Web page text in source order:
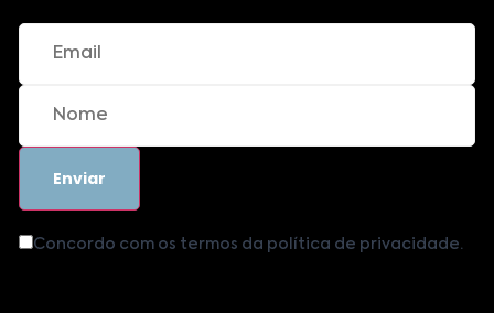
Concordo com os termos da política de privacidade.